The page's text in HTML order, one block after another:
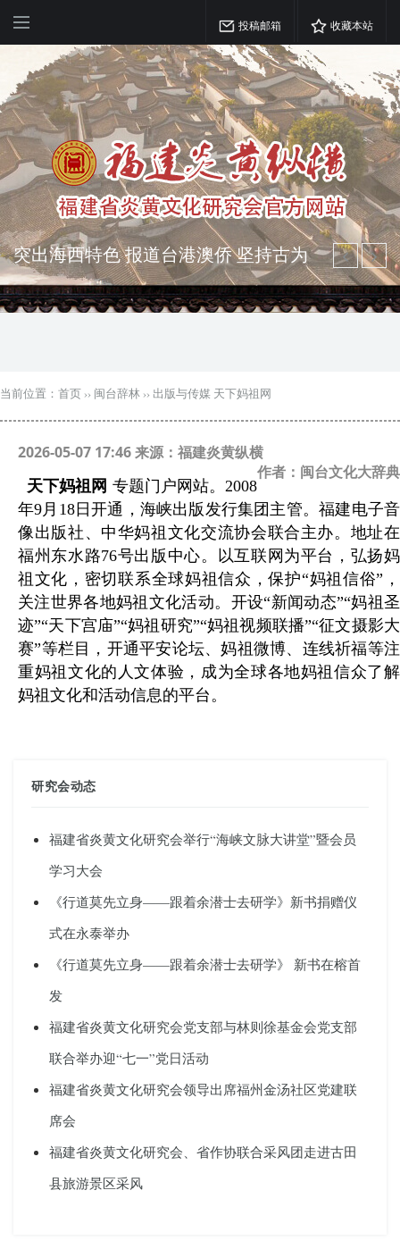
投稿邮箱 收藏本站
突出海西特色 报道台港澳侨 坚持古为
今用 力求雅俗共赏
弘扬优秀文化 振奋民族精神 介绍民族
当前位置： 首页 ›› 闽台辞林 ›› 出版与传媒 天下妈祖网
2026-05-07 17:46 来源：福建炎黄纵横
作者：闽台文化大辞典
天下妈祖网 专题门户网站。2008
年9月 18日开通，海峡出版发行集团主管。福建电子音
像出版社、中华妈祖文化交流协会联合主办。地址在
福州东水路76号出版中心。以互联网为平台，弘扬妈
祖文化，密切联系全球妈祖信众，保护“妈祖信俗”，
关注世界各地妈祖文化活动。开设“新闻动态”“妈祖圣
迹”“天下宫庙”“妈祖研究”“妈祖视频联播”“征文摄影大
赛”等栏目，开通平安论坛、妈祖微博、连线祈福等注
重妈祖文化的人文体验，成为全球各地妈祖信众了解
妈祖文化和活动信息的平台。
研究会动态
福建省炎黄文化研究会举行“海峡文脉大讲堂”暨会员
学习大会
《行道莫先立身——跟着余潜士去研学》新书捐赠仪
式在永泰举办
《行道莫先立身——跟着余潜士去研学》 新书在榕首
发
福建省炎黄文化研究会党支部与林则徐基金会党支部
联合举办迎“七一”党日活动
福建省炎黄文化研究会领导出席福州金汤社区党建联
席会
福建省炎黄文化研究会、省作协联合采风团走进古田
县旅游景区采风